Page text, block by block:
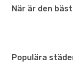
När är den
Populära